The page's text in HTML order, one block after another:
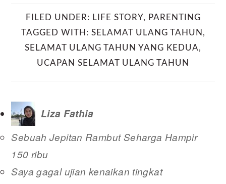
FILED UNDER: LIFE STORY, PARENTING
TAGGED WITH: SELAMAT ULANG TAHUN ,
SELAMAT ULANG TAHUN YANG KEDUA,
UCAPAN SELAMAT ULANG TAHUN
Liza Fathia
Sebuah Jepitan Rambut Seharga Hampir
150 ribu
Saya gagal ujian kenaikan tingkat